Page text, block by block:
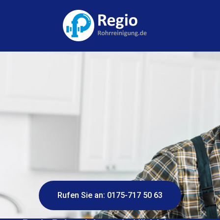
Rufen Sie an: 0175-717 50 63